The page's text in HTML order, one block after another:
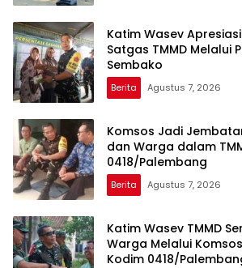
Katim Wasev
Satgas TMMD Melalui
Sembako
Berita Agustus 7, 2026
Komsos Jadi
dan Warga dalam
0418/Palembang
Berita Agustus 7, 2026
Katim Wasev TMMD
Warga Melalui
Kodim 0418/